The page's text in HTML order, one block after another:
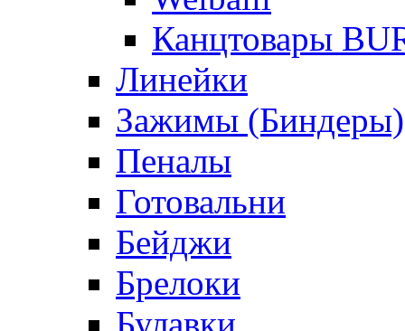
Канцтовары
Линейки
Зажимы (Биндеры)
Пеналы
Готовальни
Бейджи
Брелоки
Булавки